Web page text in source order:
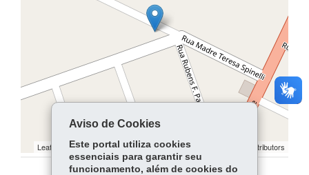
Leaflet | ©OpenStreetMapcontributors | ©OpenStreetMap contributors
Aviso de Cookies
Este portal utiliza cookies
essenciais para garantir seu
funcionamento, além de cookies do